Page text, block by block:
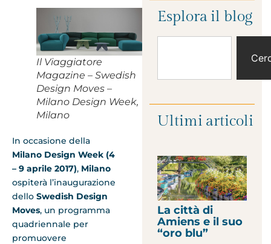
Il Viaggiatore
Magazine – Swedish
Design Moves –
Milano Design Week,
Milano
In occasione della
Milano Design Week (4
– 9 aprile 2017), Milano
ospiterà l’inaugurazione
dello Swedish Design
Moves, un programma
quadriennale per
promuovere
Esplora il blog
Ultimi articoli
La città di
Amiens e il suo
“oro blu”